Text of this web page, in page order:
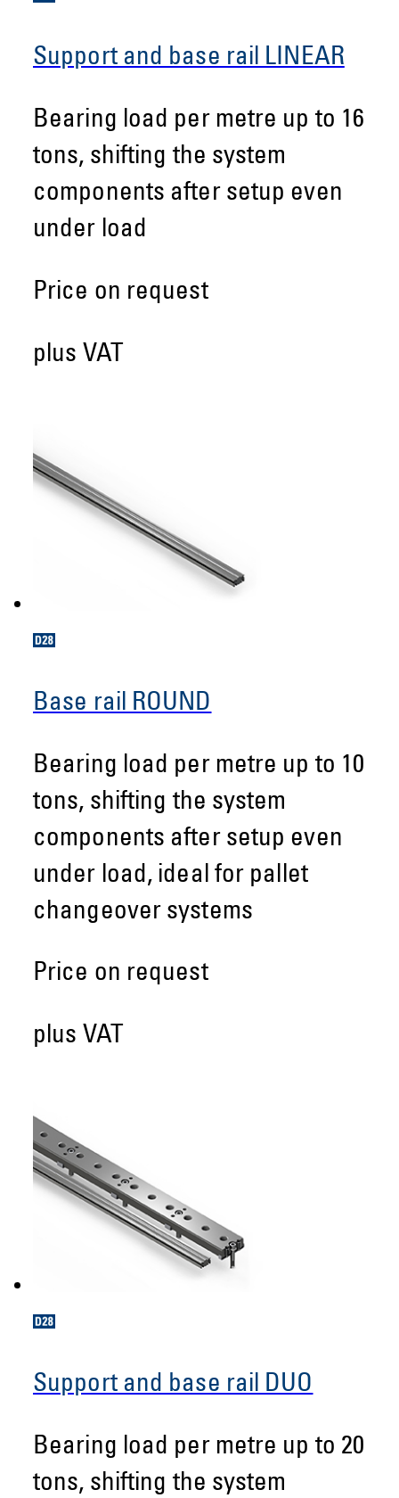
Support and base rail LINEAR
Bearing load per metre up to 16
tons, shifting the system
components after setup even
under load
Price on request
plus VAT
Base rail ROUND
Bearing load per metre up to 10
tons, shifting the system
components after setup even
under load, ideal for pallet
changeover systems
Price on request
plus VAT
Support and base rail DUO
Bearing load per metre up to 20
tons, shifting the system